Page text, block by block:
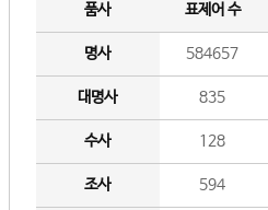
품사 표제어 수
명사 584657
대명사 835
수사 128
조사 594